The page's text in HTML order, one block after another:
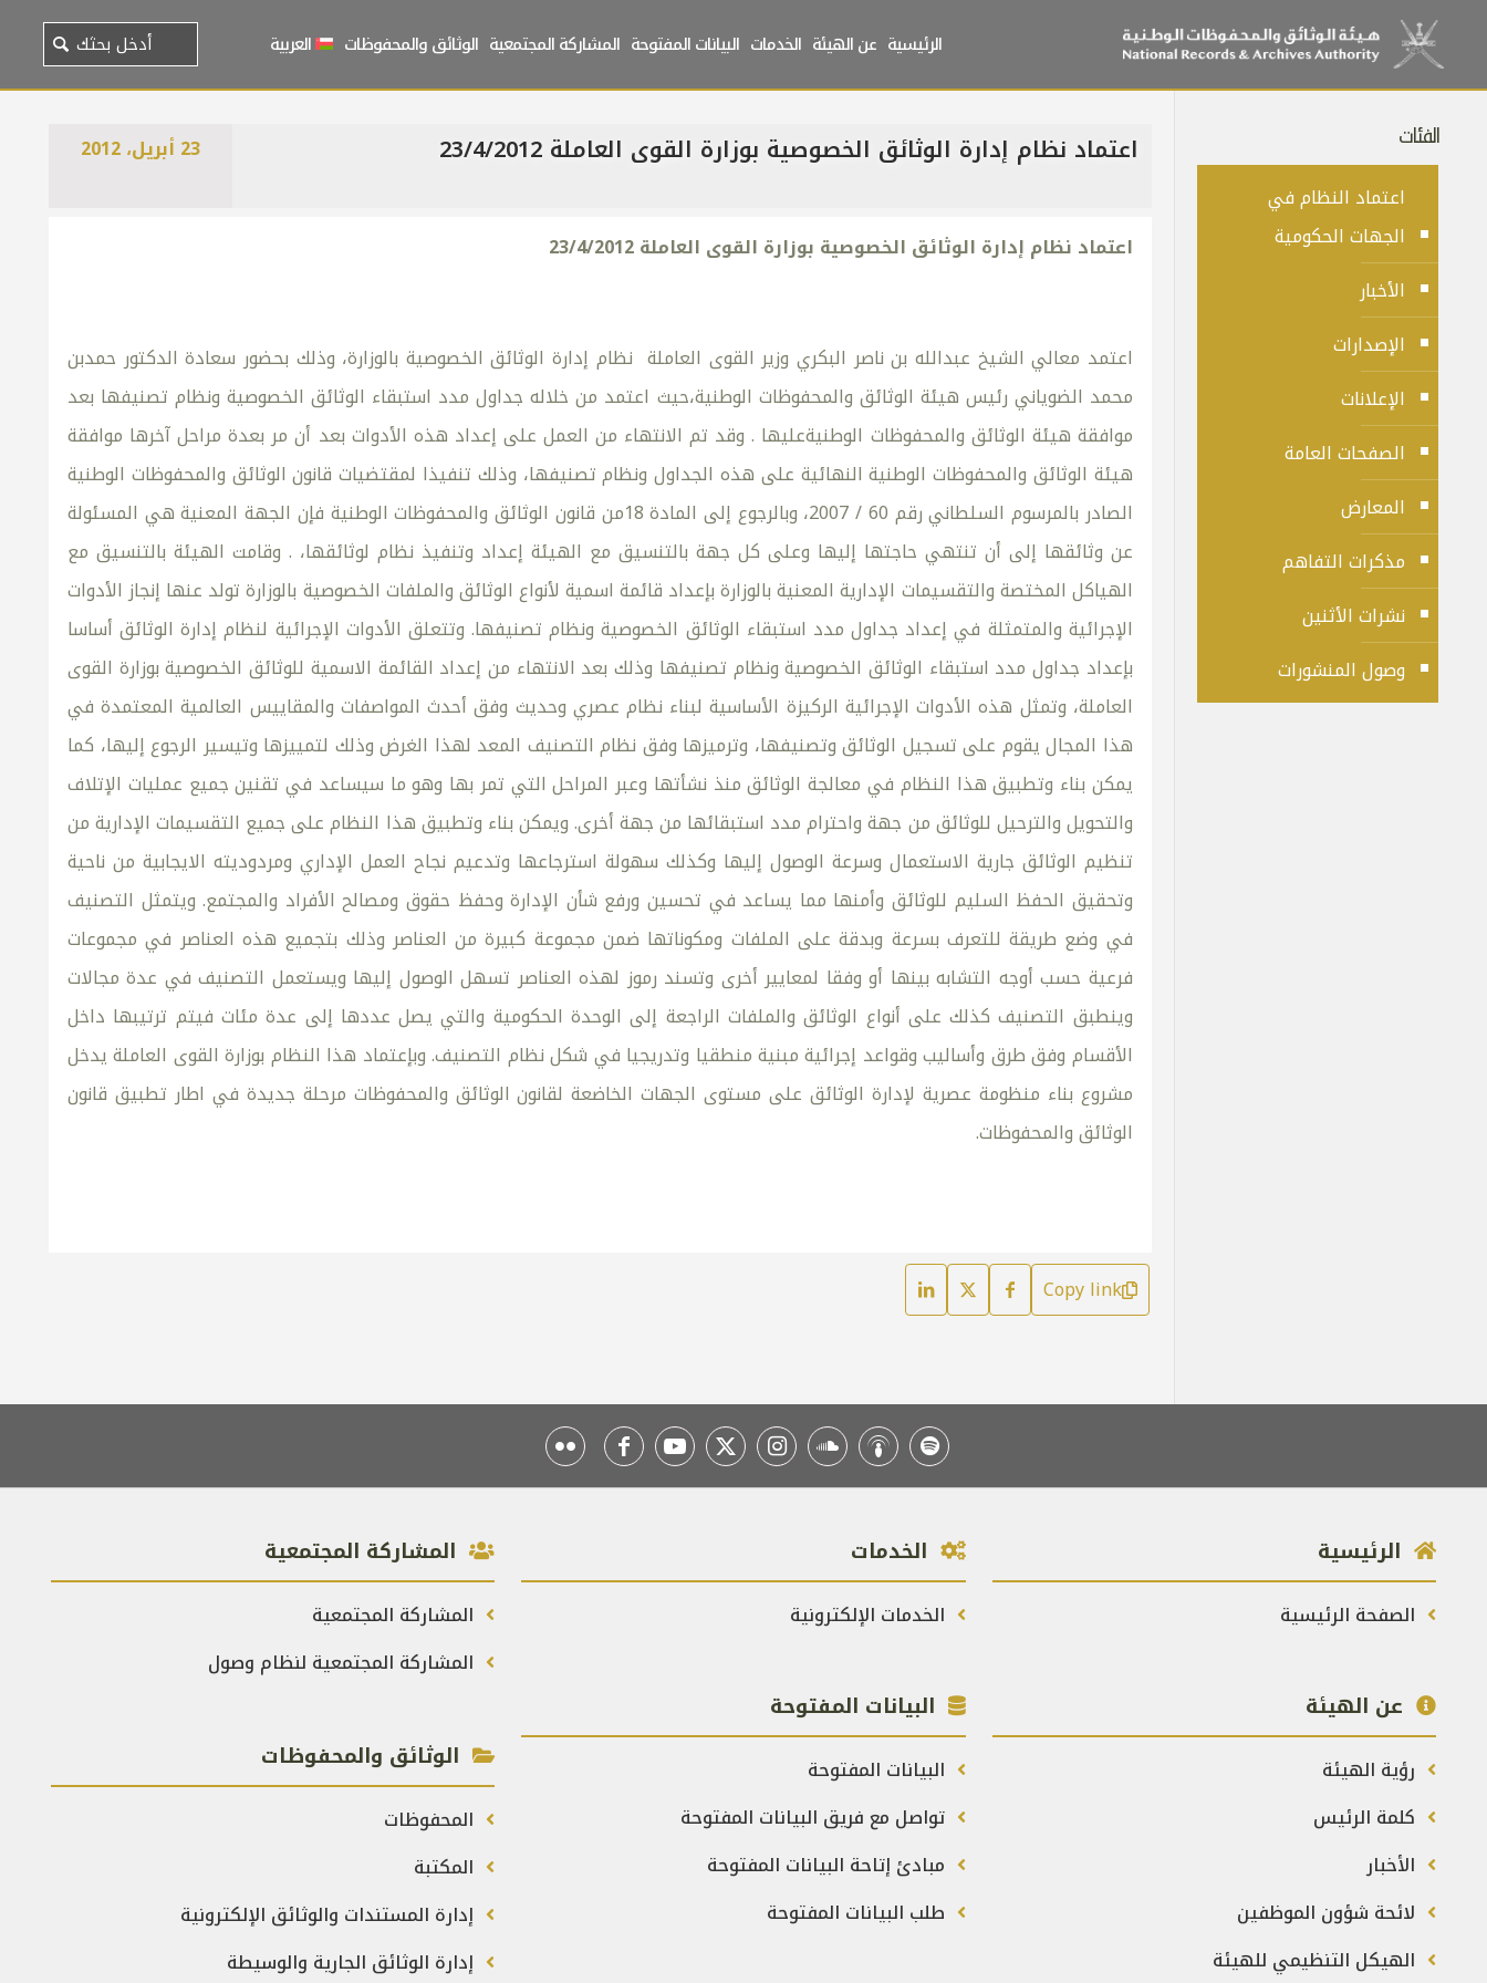
الرئيسية عن الهيئة الخدمات البيانات المفتوحة المشاركة المجتمعية الوثائق والمحفوظات العربية
اعتماد نظام إدارة الوثائق الخصوصية بوزارة القوى العاملة 23/4/2012 23 أبريل، 2012
اعتماد نظام إدارة الوثائق الخصوصية بوزارة القوى العاملة 23/4/2012
اعتمد معالي الشيخ عبدالله بن ناصر البكري وزير القوى العاملة نظام إدارة الوثائق الخصوصية بالوزارة، وذلك بحضور سعادة الدكتور حمدبن
محمد الضوياني رئيس هيئة الوثائق والمحفوظات الوطنية،حيث اعتمد من خلاله جداول مدد استبقاء الوثائق الخصوصية ونظام تصنيفها بعد
موافقة هيئة الوثائق والمحفوظات الوطنيةعليها . وقد تم الانتهاء من العمل على إعداد هذه الأدوات بعد أن مر بعدة مراحل آخرها موافقة
هيئة الوثائق والمحفوظات الوطنية النهائية على هذه الجداول ونظام تصنيفها، وذلك تنفيذا لمقتضيات قانون الوثائق والمحفوظات الوطنية
الصادر بالمرسوم السلطاني رقم 60 / 2007، وبالرجوع إلى المادة 18من قانون الوثائق والمحفوظات الوطنية فإن الجهة المعنية هي المسئولة
عن وثائقها إلى أن تنتهي حاجتها إليها وعلى كل جهة بالتنسيق مع الهيئة إعداد وتنفيذ نظام لوثائقها، . وقامت الهيئة بالتنسيق مع
الهياكل المختصة والتقسيمات الإدارية المعنية بالوزارة بإعداد قائمة اسمية لأنواع الوثائق والملفات الخصوصية بالوزارة تولد عنها إنجاز الأدوات
الإجرائية والمتمثلة في إعداد جداول مدد استبقاء الوثائق الخصوصية ونظام تصنيفها. وتتعلق الأدوات الإجرائية لنظام إدارة الوثائق أساسا
بإعداد جداول مدد استبقاء الوثائق الخصوصية ونظام تصنيفها وذلك بعد الانتهاء من إعداد القائمة الاسمية للوثائق الخصوصية بوزارة القوى
العاملة، وتمثل هذه الأدوات الإجرائية الركيزة الأساسية لبناء نظام عصري وحديث وفق أحدث المواصفات والمقاييس العالمية المعتمدة في
هذا المجال يقوم على تسجيل الوثائق وتصنيفها، وترميزها وفق نظام التصنيف المعد لهذا الغرض وذلك لتمييزها وتيسير الرجوع إليها، كما
يمكن بناء وتطبيق هذا النظام في معالجة الوثائق منذ نشأتها وعبر المراحل التي تمر بها وهو ما سيساعد في تقنين جميع عمليات الإتلاف
والتحويل والترحيل للوثائق من جهة واحترام مدد استبقائها من جهة أخرى. ويمكن بناء وتطبيق هذا النظام على جميع التقسيمات الإدارية من
تنظيم الوثائق جارية الاستعمال وسرعة الوصول إليها وكذلك سهولة استرجاعها وتدعيم نجاح العمل الإداري ومردوديته الايجابية من ناحية
وتحقيق الحفظ السليم للوثائق وأمنها مما يساعد في تحسين ورفع شأن الإدارة وحفظ حقوق ومصالح الأفراد والمجتمع. ويتمثل التصنيف
في وضع طريقة للتعرف بسرعة وبدقة على الملفات ومكوناتها ضمن مجموعة كبيرة من العناصر وذلك بتجميع هذه العناصر في مجموعات
فرعية حسب أوجه التشابه بينها أو وفقا لمعايير أخرى وتسند رموز لهذه العناصر تسهل الوصول إليها ويستعمل التصنيف في عدة مجالات
وينطبق التصنيف كذلك على أنواع الوثائق والملفات الراجعة إلى الوحدة الحكومية والتي يصل عددها إلى عدة مئات فيتم ترتيبها داخل
الأقسام وفق طرق وأساليب وقواعد إجرائية مبنية منطقيا وتدريجيا في شكل نظام التصنيف. وبإعتماد هذا النظام بوزارة القوى العاملة يدخل
مشروع بناء منظومة عصرية لإدارة الوثائق على مستوى الجهات الخاضعة لقانون الوثائق والمحفوظات مرحلة جديدة في اطار تطبيق قانون
الوثائق والمحفوظات.
Copy link
الفئات
اعتماد النظام في
الجهات الحكومية
الأخبار
الإصدارات
الإعلانات
الصفحات العامة
المعارض
مذكرات التفاهم
نشرات الأثنين
وصول المنشورات
الرئيسية
الصفحة الرئيسية
عن الهيئة
رؤية الهيئة
كلمة الرئيس
الأخبار
لائحة شؤون الموظفين
الهيكل التنظيمي للهيئة
الخدمات
الخدمات الإلكترونية
البيانات المفتوحة
البيانات المفتوحة
تواصل مع فريق البيانات المفتوحة
مبادئ إتاحة البيانات المفتوحة
طلب البيانات المفتوحة
المشاركة المجتمعية
المشاركة المجتمعية
المشاركة المجتمعية لنظام وصول
الوثائق والمحفوظات
المحفوظات
المكتبة
إدارة المستندات والوثائق الإلكترونية
إدارة الوثائق الجارية والوسيطة